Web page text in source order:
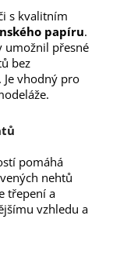
s kvalitním
papíru.
umožnil přesné
bez
vhodný pro
pomáhá
nehtů
třepení a
vzhledu a